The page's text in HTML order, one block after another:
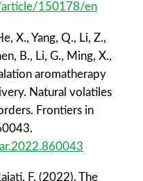
article/150178/en
X., Yang, Q., Li, Z.,
B., Li, G., Ming, X.,
aromatherapy
Natural volatiles
Frontiers in
F. (2022). The